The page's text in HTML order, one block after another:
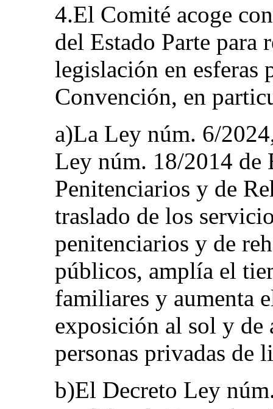
4.El Comité acoge
del Estado Parte para
legislación en esferas
Convención, en
a)La Ley núm. 6/
Ley núm. 18/2014 de
Penitenciarios y de
traslado de los
penitenciarios y de
públicos, amplía el
familiares y aumenta
exposición al sol y de
personas privadas de
b)El Decreto Ley